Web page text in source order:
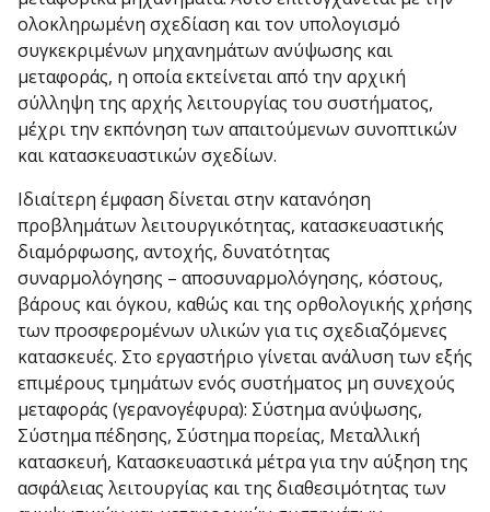
ολοκληρωμένη σχεδίαση και τον υπολογισμό
συγκεκριμένων μηχανημάτων ανύψωσης και
μεταφοράς, η οποία εκτείνεται από την αρχική
σύλληψη της αρχής λειτουργίας του συστήματος,
μέχρι την εκπόνηση των απαιτούμενων συνοπτικών
και κατασκευαστικών σχεδίων.
Ιδιαίτερη έμφαση δίνεται στην κατανόηση
προβλημάτων λειτουργικότητας, κατασκευαστικής
διαμόρφωσης, αντοχής, δυνατότητας
συναρμολόγησης – αποσυναρμολόγησης, κόστους,
βάρους και όγκου, καθώς και της ορθολογικής χρήσης
των προσφερομένων υλικών για τις σχεδιαζόμενες
κατασκευές. Στο εργαστήριο γίνεται ανάλυση των εξής
επιμέρους τμημάτων ενός συστήματος μη συνεχούς
μεταφοράς (γερανογέφυρα): Σύστημα ανύψωσης,
Σύστημα πέδησης, Σύστημα πορείας, Μεταλλική
κατασκευή, Κατασκευαστικά μέτρα για την αύξηση της
ασφάλειας λειτουργίας και της διαθεσιμότητας των